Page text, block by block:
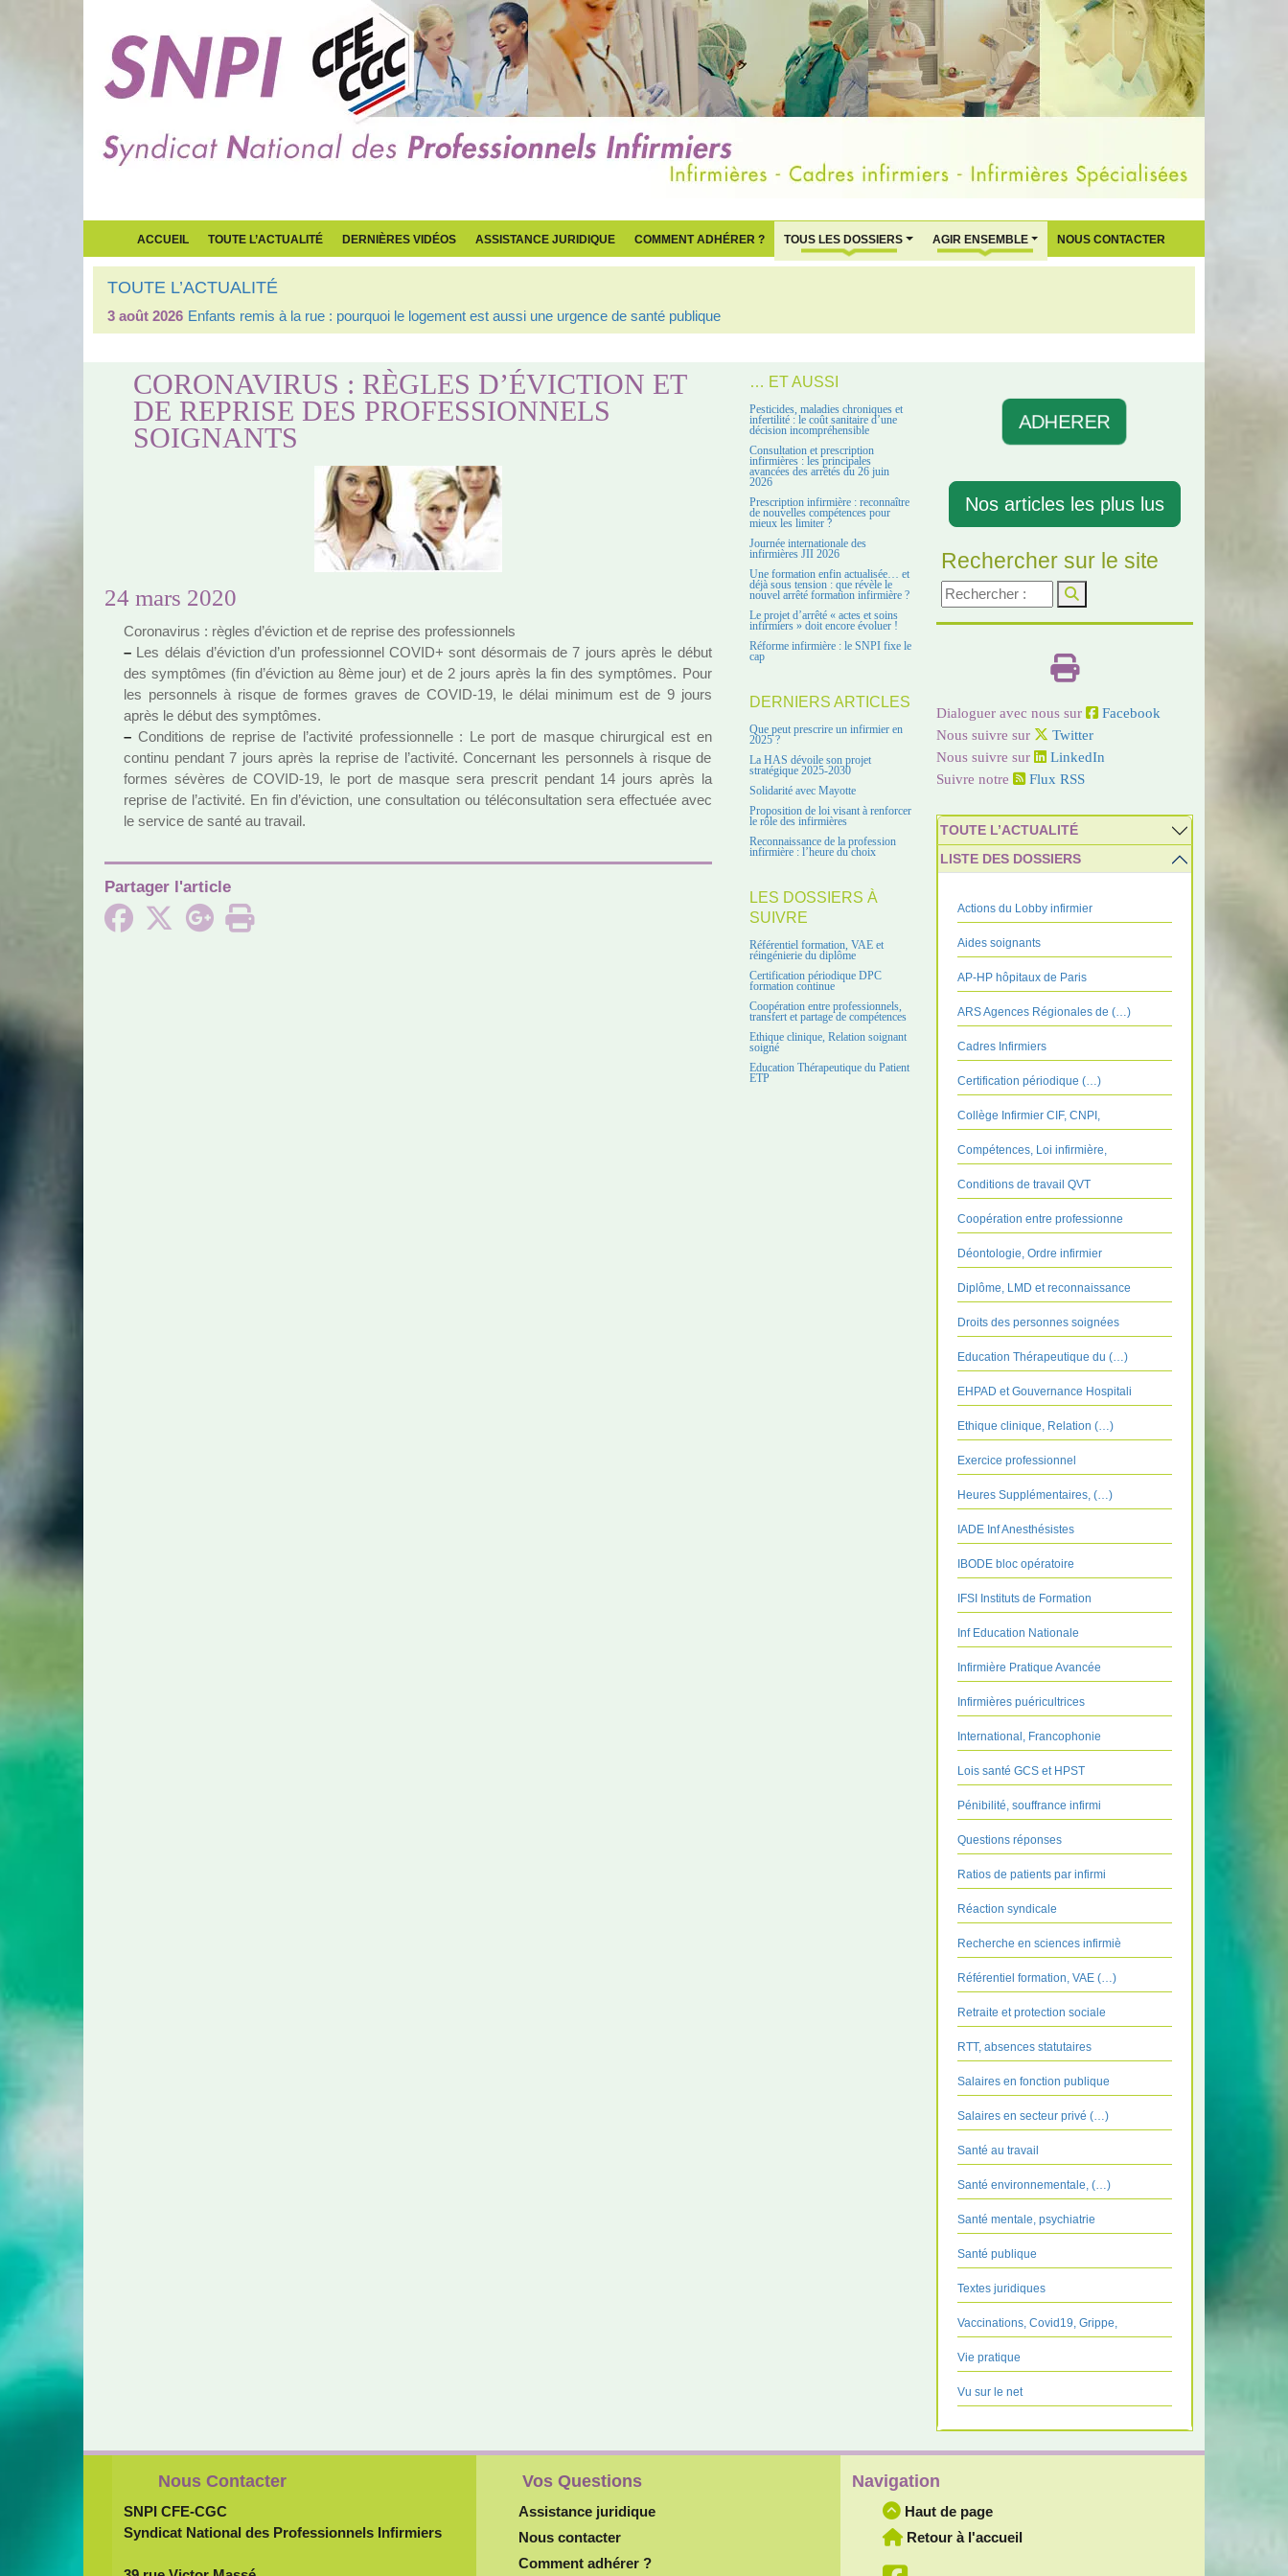
ACCUEIL TOUTE L’ACTUALITÉ DERNIÈRES VIDÉOS ASSISTANCE JURIDIQUE COMMENT ADHÉRER ? TOUS LES DOSSIERS AGIR ENSEMBLE NOUS CONTACTER
TOUTE L’ACTUALITÉ
3 août 2026 Enfants remis à la rue : pourquoi le logement est aussi une urgence de santé publique
CORONAVIRUS : RÈGLES D’ÉVICTION ET
DE REPRISE DES PROFESSIONNELS
SOIGNANTS
24 mars 2020
Coronavirus : règles d’éviction et de reprise des pro­fes­sion­nels
– Les délais d’éviction d’un pro­fes­sion­nel COVID+ sont désor­mais de 7 jours après le début
des symp­tô­mes (fin d’éviction au 8ème jour) et de 2 jours après la fin des symp­tô­mes. Pour
les per­son­nels à risque de formes graves de COVID-19, le délai mini­mum est de 9 jours
après le début des symp­tô­mes.
– Conditions de reprise de l’acti­vité pro­fes­sion­nelle : Le port de masque chi­rur­gi­cal est en
continu pen­dant 7 jours après la reprise de l’acti­vité. Concernant les per­son­nels à risque de
formes sévè­res de COVID-19, le port de masque sera pres­crit pen­dant 14 jours après la
reprise de l’acti­vité. En fin d’éviction, une consul­ta­tion ou télé­consul­ta­tion sera effec­tuée avec
le ser­vice de santé au tra­vail.
Partager l'article
… ET AUSSI
Pesticides, maladies chroniques et
infertilité : le coût sanitaire d’une
décision incompréhensible
Consultation et prescription
infirmières : les principales
avancées des arrêtés du 26 juin
2026
Prescription infirmière : reconnaître
de nouvelles compétences pour
mieux les limiter ?
Journée internationale des
infirmières JII 2026
Une formation enfin actualisée… et
déjà sous tension : que révèle le
nouvel arrêté formation infirmière ?
Le projet d’arrêté « actes et soins
infirmiers » doit encore évoluer !
Réforme infirmière : le SNPI fixe le
cap
DERNIERS ARTICLES
Que peut prescrire un infirmier en
2025 ?
La HAS dévoile son projet
stratégique 2025-2030
Solidarité avec Mayotte
Proposition de loi visant à renforcer
le rôle des infirmières
Reconnaissance de la profession
infirmière : l’heure du choix
LES DOSSIERS À
SUIVRE
Référentiel formation, VAE et
réingénierie du diplôme
Certification périodique DPC
formation continue
Coopération entre professionnels,
transfert et partage de compétences
Ethique clinique, Relation soignant
soigné
Education Thérapeutique du Patient
ETP
ADHERER
Nos articles les plus lus
Rechercher sur le site
Dialoguer avec nous sur
Facebook
Nous suivre sur
Twitter
Nous suivre sur
LinkedIn
Suivre notre
Flux RSS
TOUTE L’ACTUALITÉ
LISTE DES DOSSIERS
Actions du Lobby infirmier
Aides soignants
AP-HP hôpitaux de Paris
ARS Agences Régionales de (…)
Cadres Infirmiers
Certification périodique (…)
Collège Infirmier CIF, CNPI,
Compétences, Loi infirmière,
Conditions de travail QVT
Coopération entre professionne
Déontologie, Ordre infirmier
Diplôme, LMD et reconnaissance
Droits des personnes soignées
Education Thérapeutique du (…)
EHPAD et Gouvernance Hospitali
Ethique clinique, Relation (…)
Exercice professionnel
Heures Supplémentaires, (…)
IADE Inf Anesthésistes
IBODE bloc opératoire
IFSI Instituts de Formation
Inf Education Nationale
Infirmière Pratique Avancée
Infirmières puéricultrices
International, Francophonie
Lois santé GCS et HPST
Pénibilité, souffrance infirmi
Questions réponses
Ratios de patients par infirmi
Réaction syndicale
Recherche en sciences infirmiè
Référentiel formation, VAE (…)
Retraite et protection sociale
RTT, absences statutaires
Salaires en fonction publique
Salaires en secteur privé (…)
Santé au travail
Santé environnementale, (…)
Santé mentale, psychiatrie
Santé publique
Textes juridiques
Vaccinations, Covid19, Grippe,
Vie pratique
Vu sur le net
Nous Contacter
SNPI CFE-CGC
Syndicat National des Professionnels Infirmiers
Vos Questions
Assistance juridique
Nous contacter
Comment adhérer ?
Navigation
Haut de page
Retour à l'accueil